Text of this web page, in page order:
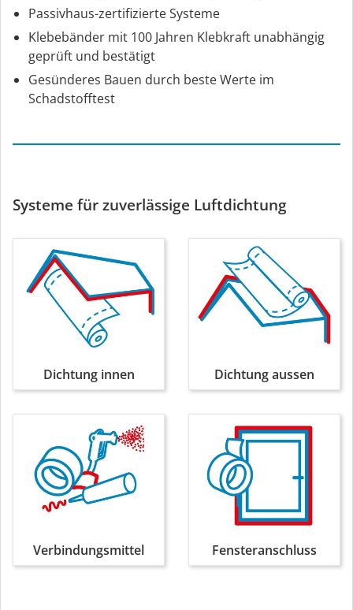
Passivhaus-zertifizierte Systeme
Klebebänder mit 100 Jahren Klebkraft unabhängig
geprüft und bestätigt
Gesünderes Bauen durch beste Werte im
Schadstofftest
Systeme für zuverlässige Luftdichtung
Dichtung innen Dichtung aussen
Verbindungsmittel Fensteranschluss